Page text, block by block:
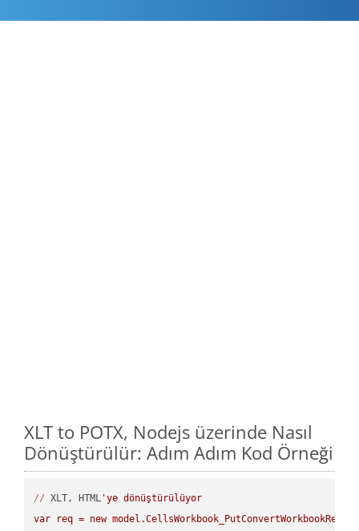
XLT to POTX, Nodejs üzerinde Nasıl
Dönüştürülür: Adım Adım Kod Örneği
// XLT, HTML 'ye dönüştürülüyor
var req = new